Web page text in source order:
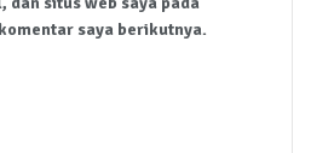
saya berikutnya.